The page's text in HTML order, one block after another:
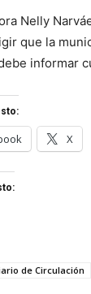
Nelly
que la
informar
X
de Circulación